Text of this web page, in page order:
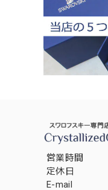
営業時間
定休日
E-mail